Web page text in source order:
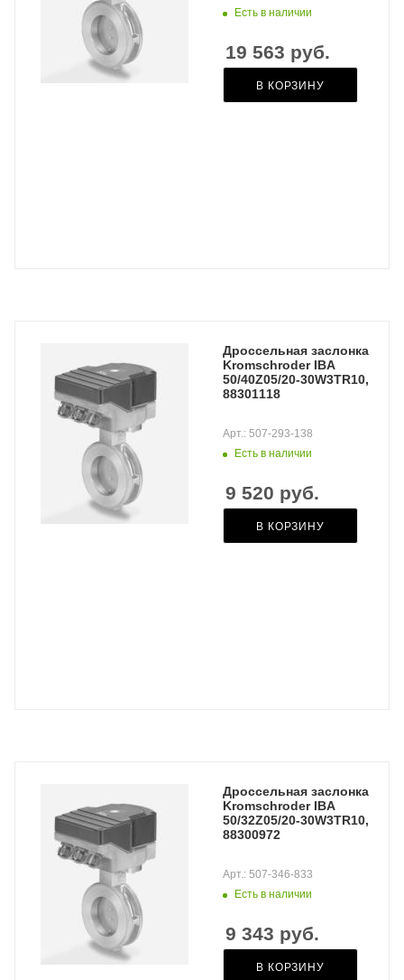
Есть в наличии
19 563 руб.
В КОРЗИНУ
Дроссельная заслонка
Kromschroder IBA
50/40Z05/20-30W3TR10,
88301118
Есть в наличии
Арт.: 507-293-138
9 520 руб.
В КОРЗИНУ
Дроссельная заслонка
Kromschroder IBA
50/32Z05/20-30W3TR10,
88300972
Есть в наличии
Арт.: 507-346-833
9 343 руб.
В КОРЗИНУ